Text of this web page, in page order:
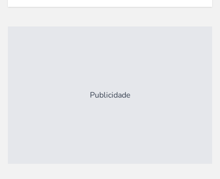
Publicidade